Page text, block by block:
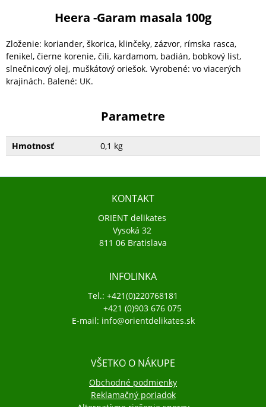
Heera -Garam masala 100g
Zloženie: koriander, škorica, klinčeky, zázvor, rímska rasca,
fenikel, čierne korenie, čili, kardamom, badián, bobkový list,
slnečnicový olej, muškátový oriešok. Vyrobené: vo viacerých
krajinách. Balené: UK.
Parametre
Hmotnosť 0,1 kg
KONTAKT
ORIENT delikates
Vysoká 32
811 06 Bratislava
INFOLINKA
Tel.: +421(0)220768181
+421 (0)903 676 075
E-mail: info@orientdelikates.sk
VŠETKO O NÁKUPE
Obchodné podmienky
Reklamačný poriadok